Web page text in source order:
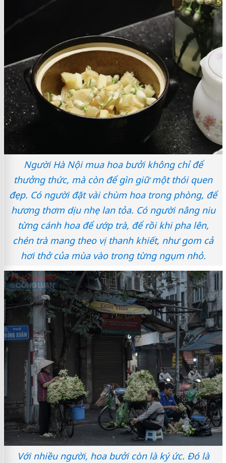
Người Hà Nội mua hoa bưởi không chỉ để
thưởng thức, mà còn để gìn giữ một thói quen
đẹp. Có người đặt vài chùm hoa trong phòng, để
hương thơm dịu nhẹ lan tỏa. Có người nâng niu
từng cánh hoa để ướp trà, để rồi khi pha lên,
chén trà mang theo vị thanh khiết, như gom cả
hơi thở của mùa vào trong từng ngụm nhỏ.
Với nhiều người, hoa bưởi còn là ký ức. Đó là